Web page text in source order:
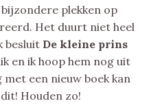
plekken op
Het duurt niet heel
besluit De kleine prins
en ik hoop hem nog uit
een nieuw boek kan
Houden zo!